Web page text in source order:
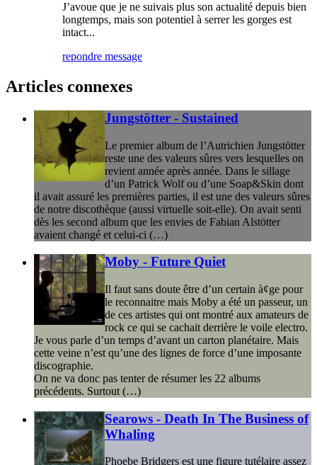
J’avoue que je ne suivais plus son actualité depuis bien
longtemps, mais son potentiel à serrer les gorges est
intact...
repondre message
Articles connexes
Jungstötter - Sustained
Le premier album de l’Autrichien Jungstötter
reste une des valeurs sûres vers lesquelles on
revient année après année. Dans le sillage
d’un Patrick Wolf ou d’une Soap&Skin dont
il avait assuré les premières parties, il est une des valeurs sûres
de notre discothèque (aussi virtuelle soit-elle). On avait senti
dès les second album que les envies de Fabian Alstötter
avaient changé et celui-ci (…)
Moby - Future Quiet
Il faut sans doute être d’un certain à¢ge pour
le reconnaitre mais Moby a été un passeur, un
de ces artistes qui ont montré aux amateurs de
rock ce qui se cachait derrière le voile electro.
Je vous parle d’un temps d’avant un carton planétaire. Mais
cette veine n’est qu’une des lignes de force d’une imposante
discographie.
On ne va donc pas tenter de résumer les 22 albums
précédents. Surtout (…)
Searows - Death In The Business of
Whaling
Phoebe Bridgers est une figure tutélaire assez